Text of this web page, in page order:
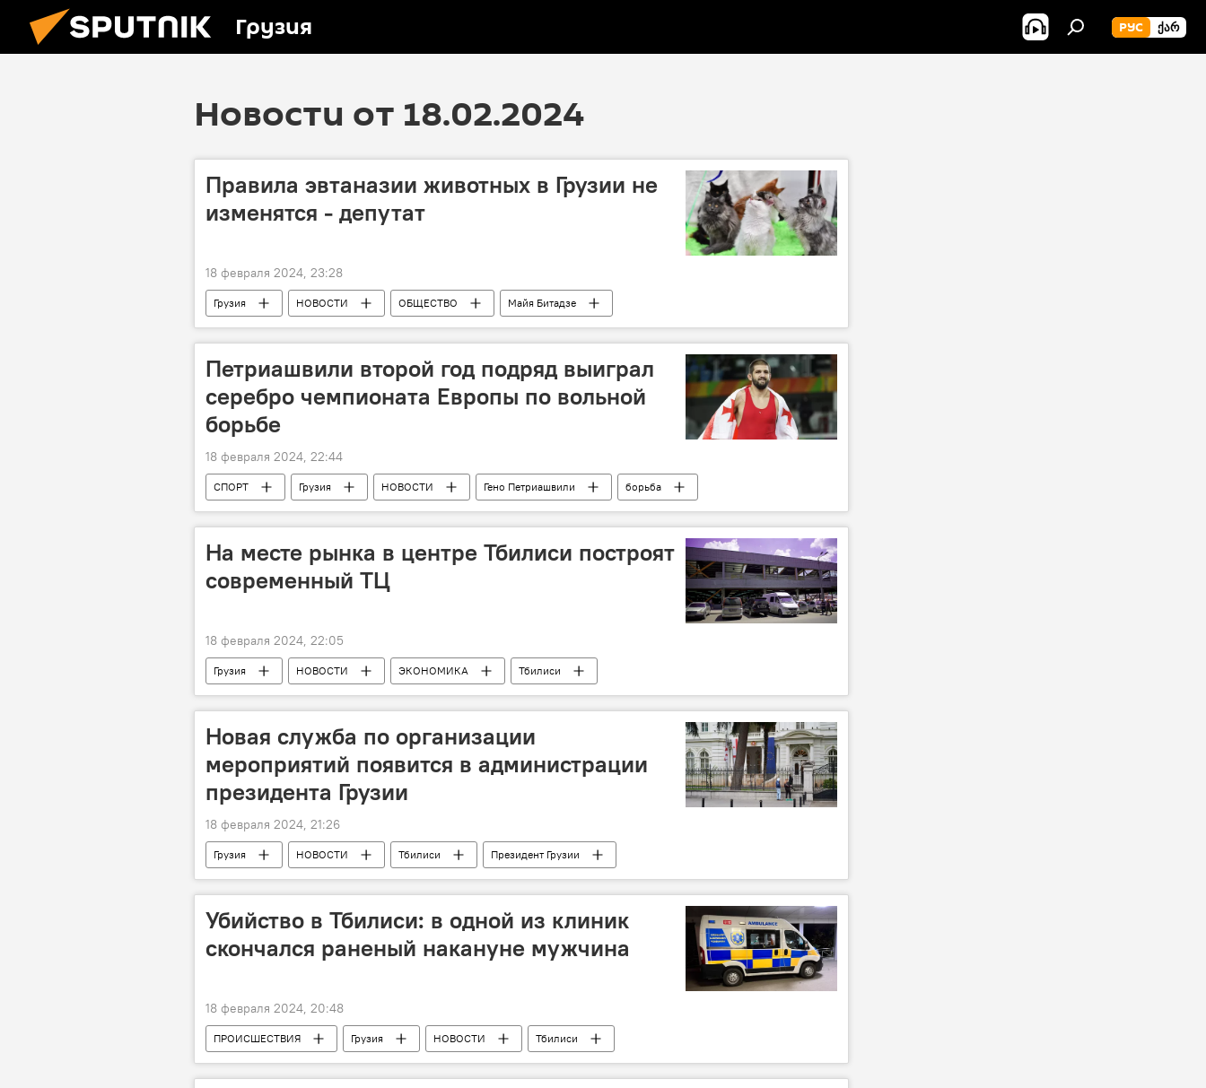
Грузия РУС ᲥᲐᲠ
Новости от 18.02.2024
Правила эвтаназии животных в Грузии не
изменятся - депутат
18 февраля 2024, 23:28
Грузия НОВОСТИ ОБЩЕСТВО
Майя Битадзе
Грузинская мечта - демократическая Грузия
домашние животные
Петриашвили второй год подряд выиграл
серебро чемпионата Европы по вольной
борьбе
18 февраля 2024, 22:44
СПОРТ Грузия НОВОСТИ Гено Петриашвили борьба
На месте рынка в центре Тбилиси построят
современный ТЦ
18 февраля 2024, 22:05
Грузия НОВОСТИ ЭКОНОМИКА Тбилиси
Новая служба по организации
мероприятий появится в администрации
президента Грузии
18 февраля 2024, 21:26
Грузия НОВОСТИ Тбилиси Президент Грузии
Убийство в Тбилиси: в одной из клиник
скончался раненый накануне мужчина
18 февраля 2024, 20:48
ПРОИСШЕСТВИЯ Грузия НОВОСТИ Тбилиси